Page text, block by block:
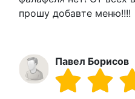
прошу добавте меню!!!!
Павел Борисов